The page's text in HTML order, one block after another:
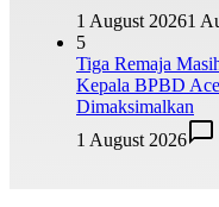
1 August 20261
5
Tiga Remaja
Kepala BPBD
Dimaksimalkan
1 August 2026